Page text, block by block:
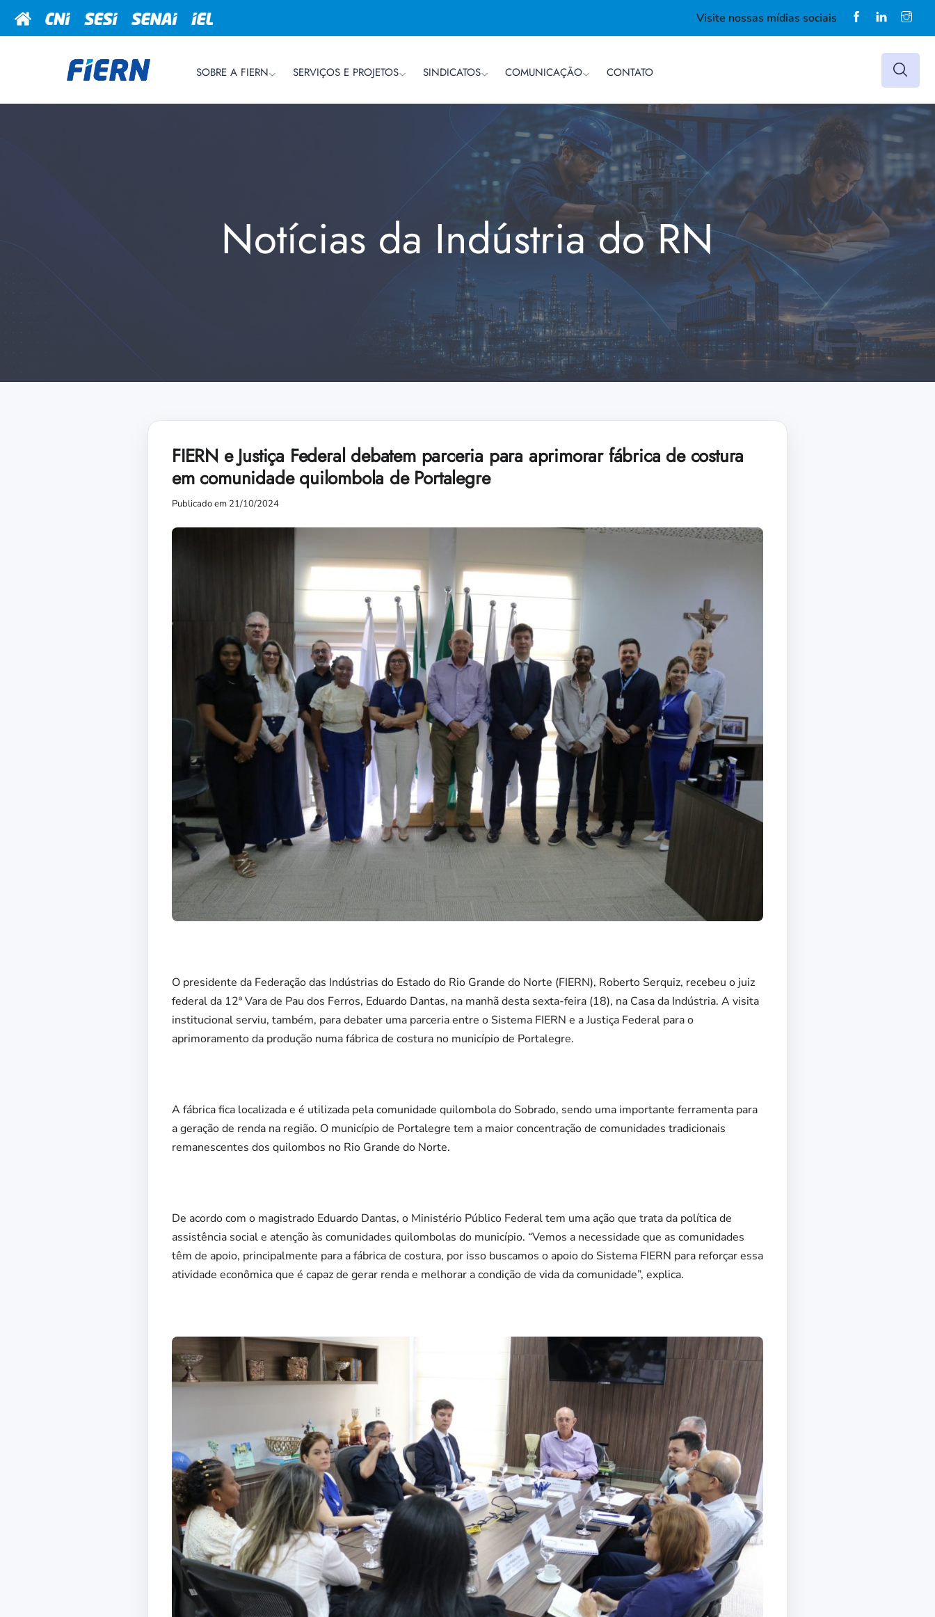
Visite nossas mídias sociais
SOBRE A FIERN SERVIÇOS E PROJETOS SINDICATOS COMUNICAÇÃO CONTATO
Notícias da Indústria do RN
FIERN e Justiça Federal debatem parceria para aprimorar fábrica de costura
em comunidade quilombola de Portalegre
Publicado em 21/10/2024
O presidente da Federação das Indústrias do Estado do Rio Grande do Norte (FIERN), Roberto Serquiz, recebeu o juiz
federal da 12ª Vara de Pau dos Ferros, Eduardo Dantas, na manhã desta sexta-feira (18), na Casa da Indústria. A visita
institucional serviu, também, para debater uma parceria entre o Sistema FIERN e a Justiça Federal para o
aprimoramento da produção numa fábrica de costura no município de Portalegre.
A fábrica fica localizada e é utilizada pela comunidade quilombola do Sobrado, sendo uma importante ferramenta para
a geração de renda na região. O município de Portalegre tem a maior concentração de comunidades tradicionais
remanescentes dos quilombos no Rio Grande do Norte.
De acordo com o magistrado Eduardo Dantas, o Ministério Público Federal tem uma ação que trata da política de
assistência social e atenção às comunidades quilombolas do município. “Vemos a necessidade que as comunidades
têm de apoio, principalmente para a fábrica de costura, por isso buscamos o apoio do Sistema FIERN para reforçar essa
atividade econômica que é capaz de gerar renda e melhorar a condição de vida da comunidade”, explica.